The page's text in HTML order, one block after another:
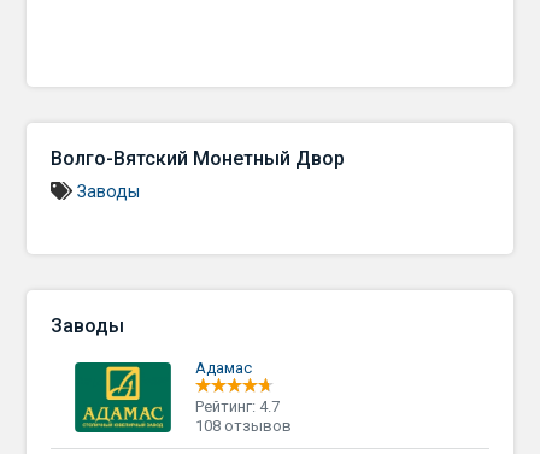
Волго-Вятский Монетный Двор
Заводы
Заводы
Адамас
Рейтинг: 4.7
108 отзывов